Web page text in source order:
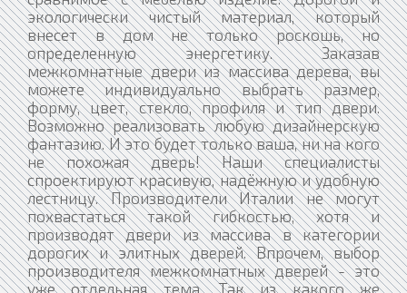
экологически чистый материал, который
внесет в дом не только роскошь, но
определенную энергетику. Заказав
межкомнатные двери из массива дерева, вы
можете индивидуально выбрать размер,
форму, цвет, стекло, профиля и тип двери.
Возможно реализовать любую дизайнерскую
фантазию. И это будет только ваша, ни на кого
не похожая дверь! Наши специалисты
спроектируют красивую, надёжную и удобную
лестницу. Производители Италии не могут
похвастаться такой гибкостью, хотя и
производят двери из массива в категории
дорогих и элитных дверей. Впрочем, выбор
производителя межкомнатных дверей - это
уже отдельная тема. Так из какого же